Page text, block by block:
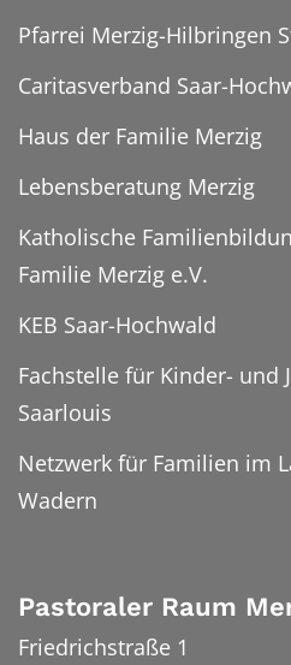
Pfarrei Merzig-Hilbringen
Caritasverband Saar-
Haus der Familie Merzig
Lebensberatung Merzig
Katholische
Familie Merzig e.V.
KEB Saar-Hochwald
Fachstelle für Kinder- und
Saarlouis
Netzwerk für Familien im
Wadern
Pastoraler Raum
Friedrichstraße 1